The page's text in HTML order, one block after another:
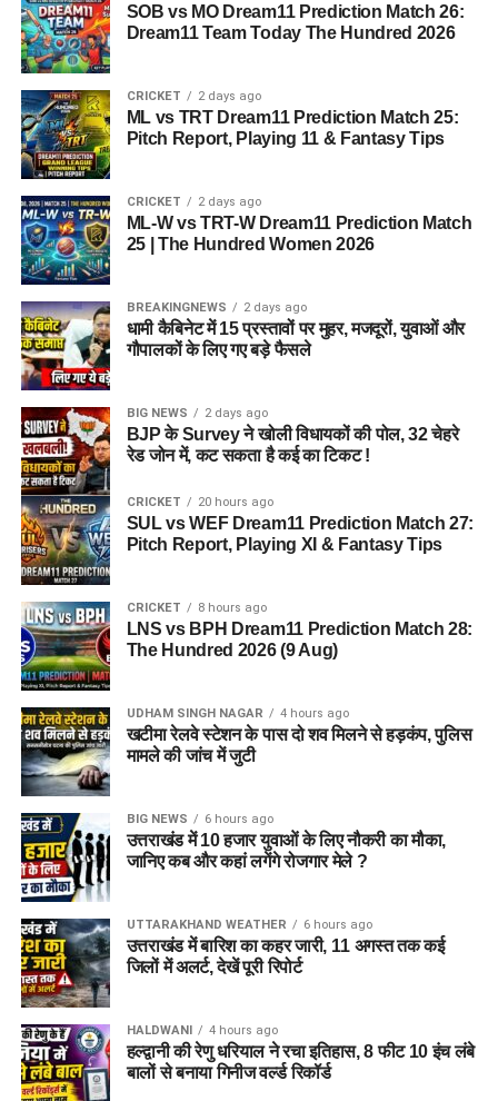
SOB vs MO Dream11 Prediction Match 26:
Dream11 Team Today The Hundred 2026
CRICKET 2 days ago
ML vs TRT Dream11 Prediction Match 25:
Pitch Report, Playing 11 & Fantasy Tips
CRICKET 2 days ago
ML-W vs TRT-W Dream11 Prediction Match
25 | The Hundred Women 2026
BREAKINGNEWS 2 days ago
धामी कैबिनेट में 15 प्रस्तावों पर मुहर, मजदूरों, युवाओं और
गौपालकों के लिए गए बड़े फैसले
BIG NEWS 2 days ago
BJP के Survey ने खोली विधायकों की पोल, 32 चेहरे
रेड जोन में, कट सकता है कई का टिकट !
CRICKET 20 hours ago
SUL vs WEF Dream11 Prediction Match 27:
Pitch Report, Playing XI & Fantasy Tips
CRICKET 8 hours ago
LNS vs BPH Dream11 Prediction Match 28:
The Hundred 2026 (9 Aug)
UDHAM SINGH NAGAR 4 hours ago
खटीमा रेलवे स्टेशन के पास दो शव मिलने से हड़कंप, पुलिस
मामले की जांच में जुटी
BIG NEWS 6 hours ago
उत्तराखंड में 10 हजार युवाओं के लिए नौकरी का मौका,
जानिए कब और कहां लगेंगे रोजगार मेले ?
UTTARAKHAND WEATHER 6 hours ago
उत्तराखंड में बारिश का कहर जारी, 11 अगस्त तक कई
जिलों में अलर्ट, देखें पूरी रिपोर्ट
HALDWANI 4 hours ago
हल्द्वानी की रेणु धरियाल ने रचा इतिहास, 8 फीट 10 इंच लंबे
बालों से बनाया गिनीज वर्ल्ड रिकॉर्ड